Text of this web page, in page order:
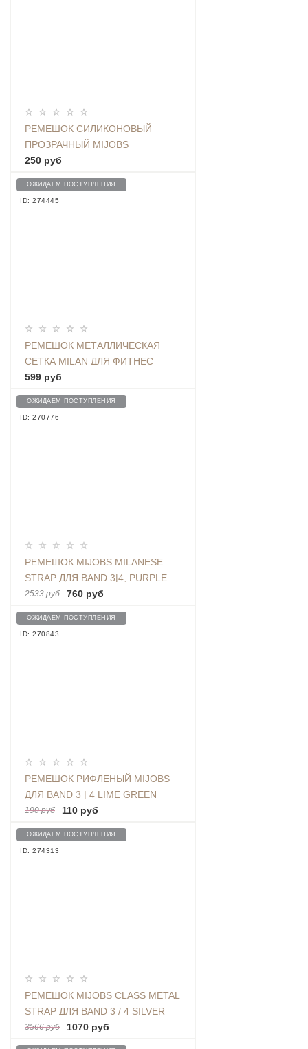
РЕМЕШОК СИЛИКОНОВЫЙ
ПРОЗРАЧНЫЙ MIJOBS
TRANSPARENT ДЛЯ BAND 3/4,
ORANGE
250 руб
ОЖИДАЕМ ПОСТУПЛЕНИЯ
ID: 274445
РЕМЕШОК МЕТАЛЛИЧЕСКАЯ
СЕТКА MILAN ДЛЯ ФИТНЕС
ТРЕКЕРА BAND 4,
СЕРЕБРИСТЫЙ
599 руб
ОЖИДАЕМ ПОСТУПЛЕНИЯ
ID: 270776
РЕМЕШОК MIJOBS MILANESE
STRAP ДЛЯ BAND 3|4, PURPLE
2533 руб 760 руб
ОЖИДАЕМ ПОСТУПЛЕНИЯ
ID: 270843
РЕМЕШОК РИФЛЕНЫЙ MIJOBS
ДЛЯ BAND 3 | 4 LIME GREEN
190 руб 110 руб
ОЖИДАЕМ ПОСТУПЛЕНИЯ
ID: 274313
РЕМЕШОК MIJOBS CLASS METAL
STRAP ДЛЯ BAND 3 / 4 SILVER
3566 руб 1070 руб